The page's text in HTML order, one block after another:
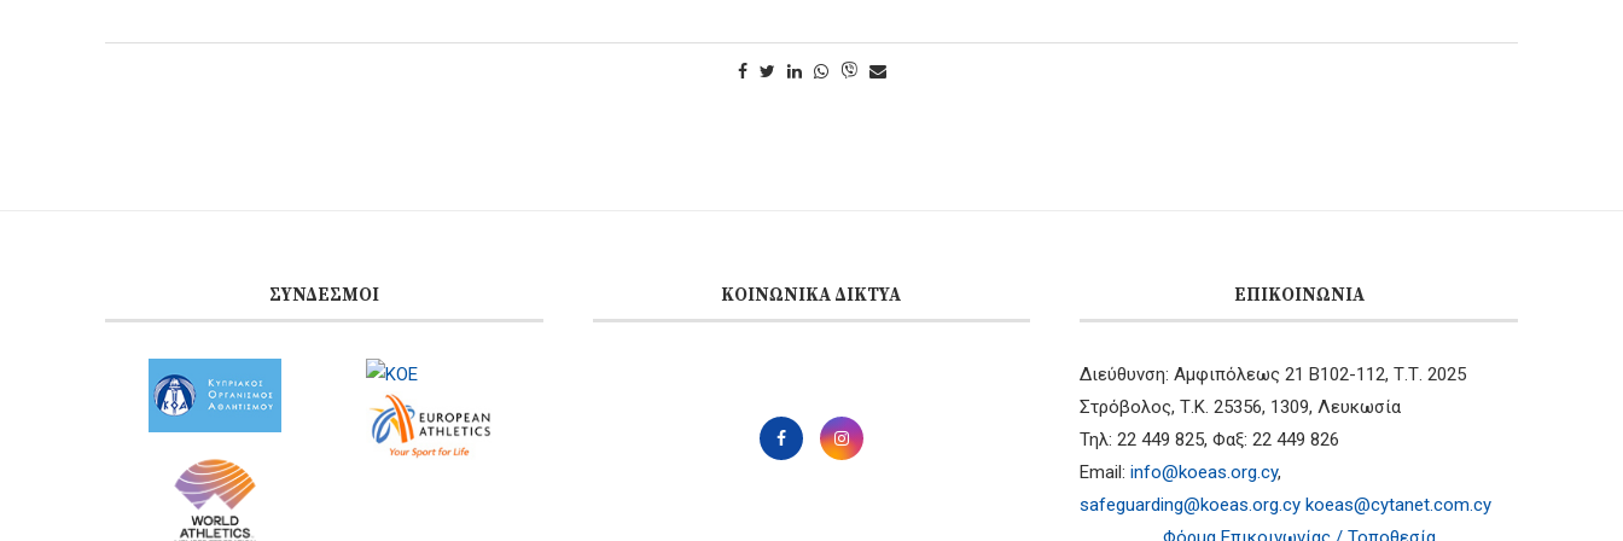
ΣΎΝΔΕΣΜΟΙ ΚΟΙΝΩΝΙΚΆ ΔΊΚΤΥΑ ΕΠΙΚΟΙΝΩΝΊΑ
Διεύθυνση: Αμφιπόλεως 21 B102-112, Τ.Τ. 2025
Στρόβολος, Τ.Κ. 25356, 1309, Λευκωσία
Τηλ: 22 449 825, Φαξ: 22 449 826
Email:info@koeas.org.cy,
safeguarding@koeas.org.cy koeas@cytanet.com.cy